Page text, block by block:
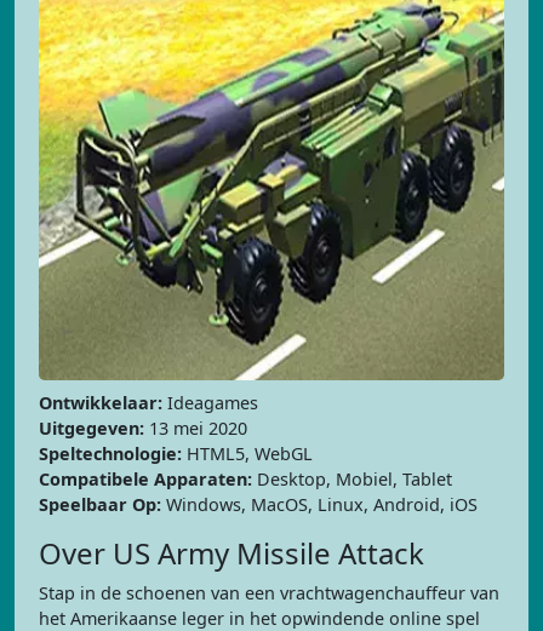
Ontwikkelaar: Ideagames
Uitgegeven: 13 mei 2020
Speltechnologie: HTML5, WebGL
Compatibele Apparaten: Desktop, Mobiel, Tablet
Speelbaar Op: Windows, MacOS, Linux, Android, iOS
Over US Army Missile Attack
Stap in de schoenen van een vrachtwagenchauffeur van
het Amerikaanse leger in het opwindende online spel